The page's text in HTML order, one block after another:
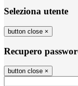
Seleziona utente
button close ×
Recupero
button close ×